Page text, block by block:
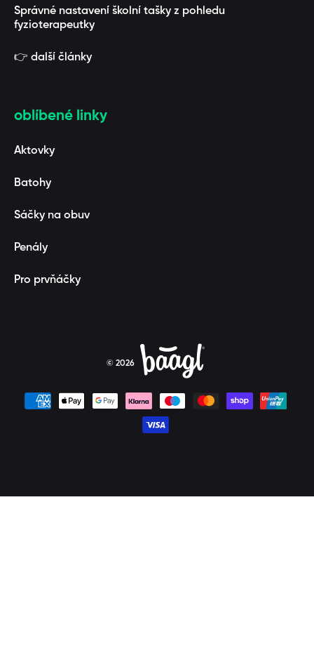
Správné nastavení školní tašky z pohledu
fyzioterapeutky
👉 další články
oblíbené linky
Aktovky
Batohy
Sáčky na obuv
Penály
Pro prvňáčky
© 2026
Platební metody